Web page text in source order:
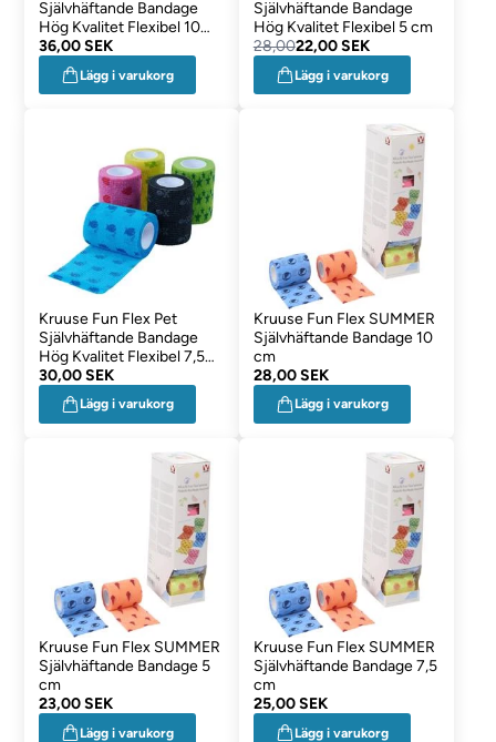
Självhäftande Bandage
Hög Kvalitet Flexibel 10
cm
36,00 SEK
Lägg i varukorg
Självhäftande Bandage
Hög Kvalitet Flexibel 5 cm
28,0022,00 SEK
Lägg i varukorg
Kruuse Fun Flex Pet
Självhäftande Bandage
Hög Kvalitet Flexibel 7,5
cm Bred
30,00 SEK
Lägg i varukorg
Kruuse Fun Flex SUMMER
Självhäftande Bandage 10
cm
28,00 SEK
Lägg i varukorg
Kruuse Fun Flex SUMMER
Självhäftande Bandage 5
cm
23,00 SEK
Lägg i varukorg
Kruuse Fun Flex SUMMER
Självhäftande Bandage 7,5
cm
25,00 SEK
Lägg i varukorg